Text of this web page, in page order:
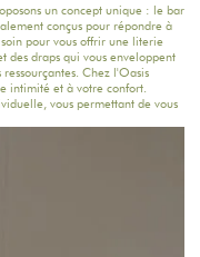
un concept unique : le bar
conçus pour répondre à
pour vous offrir une literie
des draps qui vous enveloppent
Chez l'Oasis
intimité et à votre confort.
vous permettant de vous